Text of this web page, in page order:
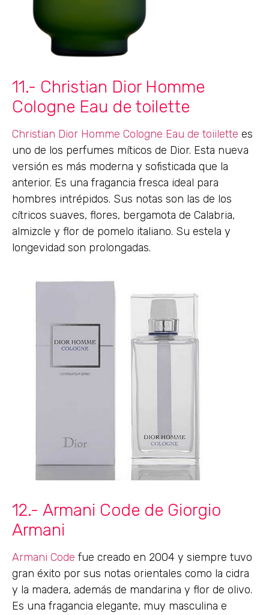
11.- Christian Dior Homme
Cologne Eau de toilette
Christian Dior Homme Cologne Eau de toiilette es
uno de los perfumes míticos de Dior. Esta nueva
versión es más moderna y sofisticada que la
anterior. Es una fragancia fresca ideal para
hombres intrépidos. Sus notas son las de los
cítricos suaves, flores, bergamota de Calabria,
almizcle y flor de pomelo italiano. Su estela y
longevidad son prolongadas.
12.- Armani Code de Giorgio
Armani
Armani Code fue creado en 2004 y siempre tuvo
gran éxito por sus notas orientales como la cidra
y la madera, además de mandarina y flor de olivo.
Es una fragancia elegante, muy masculina e